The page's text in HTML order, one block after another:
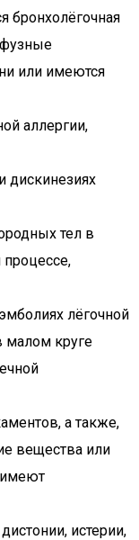
бронхолёгочная
или имеются
аллергии,
дискинезиях
тел в
лёгочной
малом круге
а также,
вещества или
имеют
истерии,